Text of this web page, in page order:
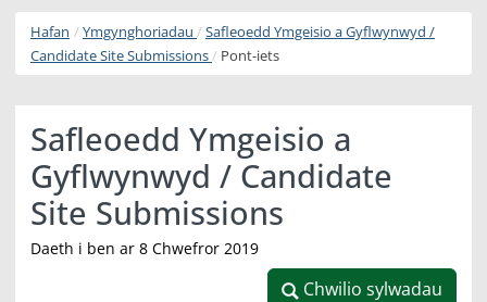
Hafan Ymgynghoriadau
Safleoedd Ymgeisio a Gyflwynwyd /
Candidate Site Submissions
Pont-iets
Safleoedd Ymgeisio a
Gyflwynwyd / Candidate
Site Submissions
Daeth i ben ar 8 Chwefror 2019
Chwilio sylwadau
Chwilio sylwadau